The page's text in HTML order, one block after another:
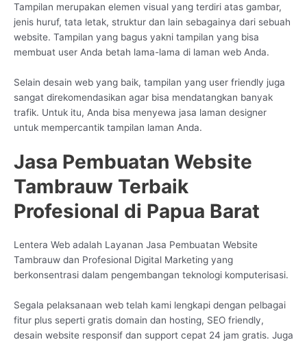
Tampilan merupakan elemen visual yang terdiri atas gambar,
jenis huruf, tata letak, struktur dan lain sebagainya dari sebuah
website. Tampilan yang bagus yakni tampilan yang bisa
membuat user Anda betah lama-lama di laman web Anda.
Selain desain web yang baik, tampilan yang user friendly juga
sangat direkomendasikan agar bisa mendatangkan banyak
trafik. Untuk itu, Anda bisa menyewa jasa laman designer
untuk mempercantik tampilan laman Anda.
Jasa Pembuatan Website
Tambrauw Terbaik
Profesional di Papua Barat
Lentera Web adalah Layanan Jasa Pembuatan Website
Tambrauw dan Profesional Digital Marketing yang
berkonsentrasi dalam pengembangan teknologi komputerisasi.
Segala pelaksanaan web telah kami lengkapi dengan pelbagai
fitur plus seperti gratis domain dan hosting, SEO friendly,
desain website responsif dan support cepat 24 jam gratis. Juga